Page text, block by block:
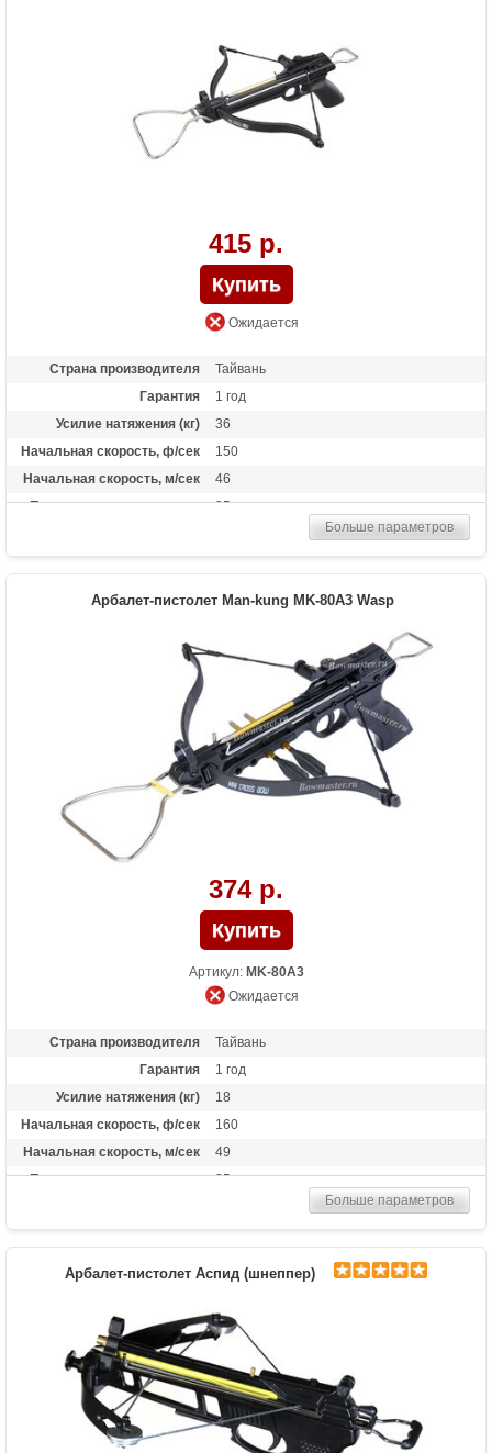
алюминиевая рукоять, фиберглассовые
плечи, Планка под прицел;ласточкин
хвост
415 р.
Ожидается
Страна производителя
Тайвань
Гарантия
1 год
Усилие натяжения (кг)
36
Начальная скорость, ф/сек
150
Начальная скорость, м/сек
46
Прицельная дальность, м
25
12,7 дюймов (32,3 см)
Размах плечей (см)
42
Масса (кг)
Назначение
Развлечение
Особенности
пластиковая рукоять, фиберглассовые
плечи, стремя
Больше параметров
Арбалет-пистолет Man-kung MK-80A3 Wasp
374 р.
Артикул: MK-80A3
Ожидается
Страна производителя
Тайвань
Гарантия
1 год
Усилие натяжения (кг)
18
Начальная скорость, ф/сек
160
Начальная скорость, м/сек
49
Прицельная дальность, м
25
12,7 дюймов (32,3 см)
Размах плечей (см)
42
Масса (кг)
0.73
Назначение
Развлечение
Особенности
алюминиевая рукоять, фиберглассовые
плечи, стремя
Больше параметров
Арбалет-пистолет Аспид (шнеппер)